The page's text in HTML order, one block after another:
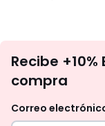
Recibe
compra
Correo